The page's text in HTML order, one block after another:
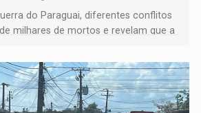
do Paraguai, diferentes conflitos
milhares de mortos e revelam que a